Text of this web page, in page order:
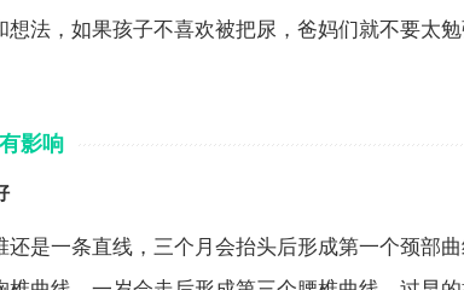
法，如果孩子不喜欢被把尿，爸妈们就不要太勉
影响
还是一条直线，三个月会抬头后形成第一个颈部